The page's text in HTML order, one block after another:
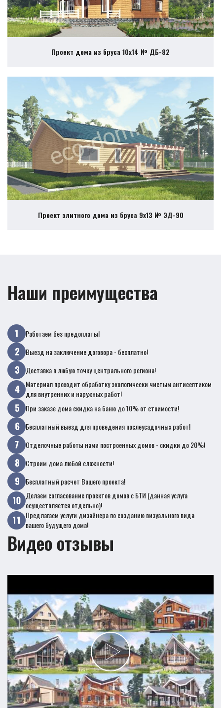
Проект дома из бруса 10х14 № ДБ-82
Проект элитного дома из бруса 9х13 № ЭД-90
Наши преимущества
Работаем без предоплаты!
Выезд на заключение договора - бесплатно!
Доставка в любую точку центрального региона!
Материал проходит обработку экологически чистым антисептиком
для внутренних и наружных работ!
При заказе дома скидка на баню до 10% от стоимости!
Бесплатный выезд для проведения послеусадочных работ!
Отделочные работы нами построенных домов - скидки до 20%!
Строим дома любой сложности!
Бесплатный расчет Вашего проекта!
Делаем согласование проектов домов с БТИ (данная услуга
осуществляется отдельно)!
Предлагаем услуги дизайнера по созданию визуального вида
вашего будущего дома!
Видео отзывы